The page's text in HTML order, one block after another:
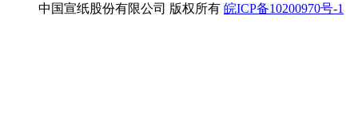
中国宣纸股份有限公司 版权所有 皖ICP备10200970号-1